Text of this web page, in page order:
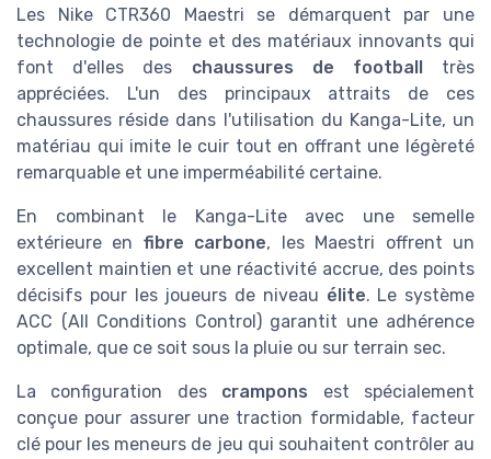
Les Nike CTR360 Maestri se démarquent par une
technologie de pointe et des matériaux innovants qui
font d'elles des chaussures de footballtrès
appréciées. L'un des principaux attraits de ces
chaussures réside dans l'utilisation du Kanga-Lite, un
matériau qui imite le cuir tout en offrant une légèreté
remarquable et une imperméabilité certaine.
En combinant le Kanga-Lite avec une semelle
extérieure en fibre carbone, les Maestri offrent un
excellent maintien et une réactivité accrue, des points
décisifs pour les joueurs de niveau élite. Le système
ACC (All Conditions Control) garantit une adhérence
optimale, que ce soit sous la pluie ou sur terrain sec.
La configuration des crampons est spécialement
conçue pour assurer une traction formidable, facteur
clé pour les meneurs de jeu qui souhaitent contrôler au